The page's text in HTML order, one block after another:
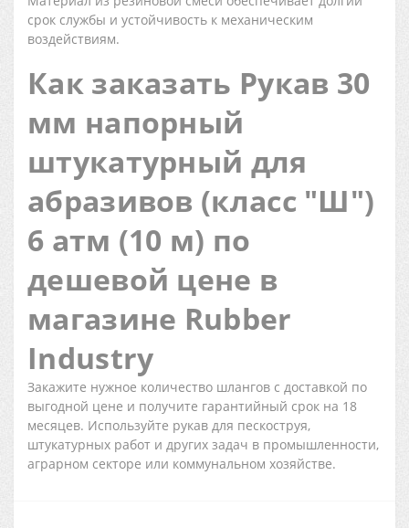
срок службы и устойчивость к механическим
воздействиям.
Как заказать Рукав 30
мм напорный
штукатурный для
абразивов (класс "Ш")
6 атм (10 м) по
дешевой цене в
магазине Rubber
Industry
Закажите нужное количество шлангов с доставкой по
выгодной цене и получите гарантийный срок на 18
месяцев. Используйте рукав для пескоструя,
штукатурных работ и других задач в промышленности,
аграрном секторе или коммунальном хозяйстве.